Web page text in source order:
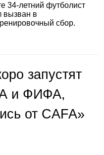
34-летний футболист
вызван в
сбор.
запустят
и ФИФА,
от CAFA»